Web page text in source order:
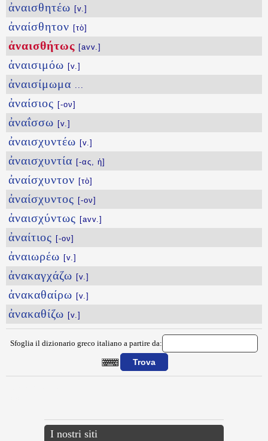
ἀναισθητέω [v.]
ἀναίσθητον [τὸ]
ἀναισθήτως [avv.]
ἀναισιμόω [v.]
ἀναισίμωμα ...
ἀναίσιος [-ον]
ἀναΐσσω [v.]
ἀναισχυντέω [v.]
ἀναισχυντία [-ας, ἡ]
ἀναίσχυντον [τὸ]
ἀναίσχυντος [-ον]
ἀναισχύντως [avv.]
ἀναίτιος [-ον]
ἀναιωρέω [v.]
ἀνακαγχάζω [v.]
ἀνακαθαίρω [v.]
ἀνακαθίζω [v.]
Sfoglia il dizionario greco italiano a partire da:
I nostri siti